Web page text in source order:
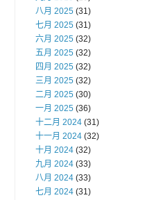
八月 2025 (31)
七月 2025 (31)
六月 2025 (32)
五月 2025 (32)
四月 2025 (32)
三月 2025 (32)
二月 2025 (30)
一月 2025 (36)
十二月 2024 (31)
十一月 2024 (32)
十月 2024 (32)
九月 2024 (33)
八月 2024 (33)
七月 2024 (31)